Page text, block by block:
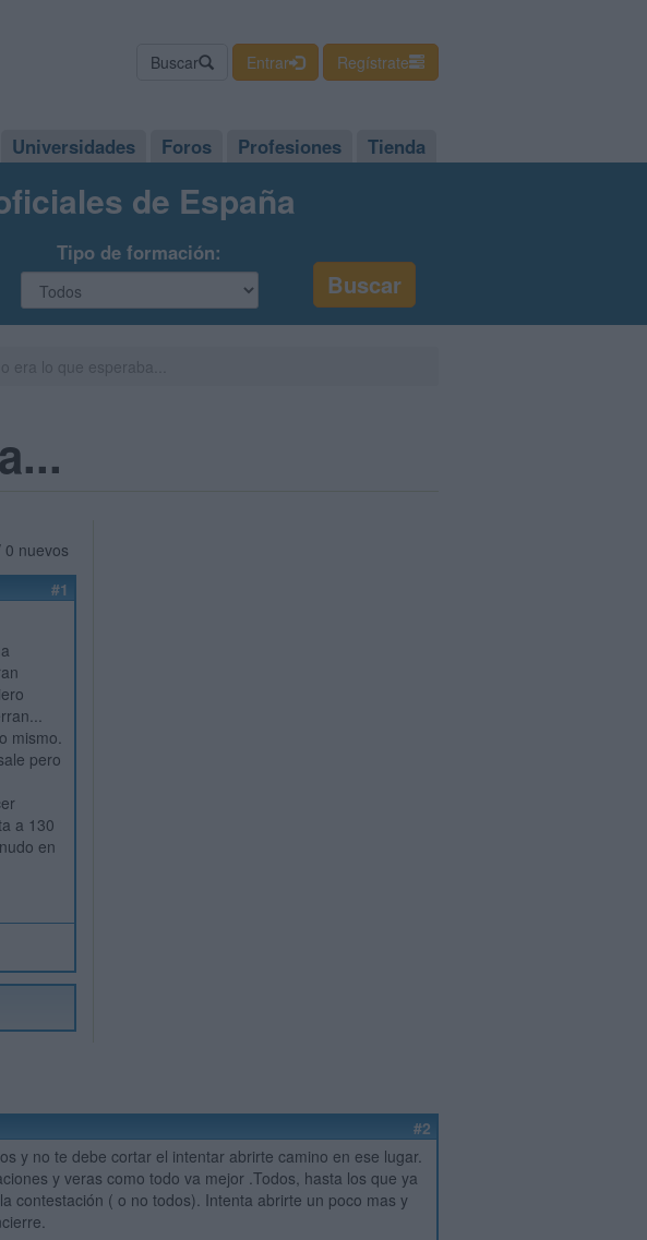
Buscar Entrar Regístrate
Universidades Foros Profesiones Tienda
de España
Tipo de formación:
0 nuevos
#1
mismo.
pero
a 130
en
#2
y no te debe cortar el intentar abrirte camino en ese lugar.
y veras como todo va mejor .Todos, hasta los que ya
contestación ( o no todos). Intenta abrirte un poco mas y